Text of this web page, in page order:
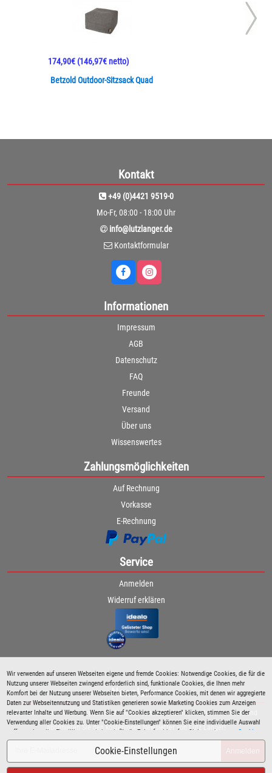
Wir verwenden auf unseren Webseiten eigene und fremde Cookies: Notwendige Cookies, die für die
Nutzung unserer Webseiten zwingend erforderlich sind, funktionale Cookies, die Ihnen mehr
Komfort bei der Nutzung unserer Webseiten bieten, Performance Cookies, mit denen wir aggregierte
Daten zur Webseitennutzung und Statistiken generieren sowie Marketing Cookies zum Anzeigen
relevanter Inhalte und Werbung. Wenn Sie auf "Cookies akzeptieren" klicken, stimmen Sie der
Verwendung aller Cookies zu. Unter "Cookie-Einstellungen" können Sie eine individuelle Auswahl
treffen und erteilte Einwilligungen jederzeit für die Zukunft widerrufen. Siehe auch unsere Cookie
Richtlinie.
Cookie-Einstellungen
Betzold Outdoor-Sitzsack Quad
174,90€(146,97€ netto)
Kontakt
+49 (0)4421 9519-0
Mo-Fr, 08:00 - 18:00 Uhr
info@lutzlanger.de
Kontaktformular
Informationen
Impressum
AGB
Datenschutz
FAQ
Freunde
Versand
Über uns
Wissenswertes
Zahlungsmöglichkeiten
Auf Rechnung
Vorkasse
E-Rechnung
Service
Anmelden
Widerruf erklären
Newsletter
Bleiben Sie immer über spezielle Aktionen sowie Produktneuheiten informiert und
abonnieren Sie den kostenlosen Newsletter von Lutz Langer!